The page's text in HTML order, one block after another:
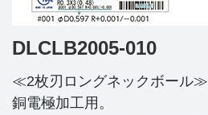
DLCLB2005-010
≪2枚刃ロングネックボール≫
銅電極加工用。